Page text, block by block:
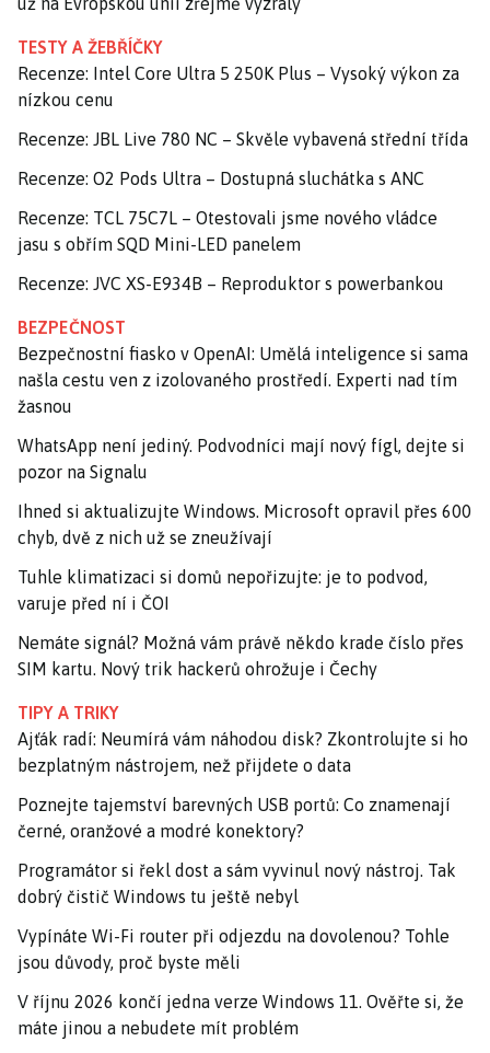
TESTY A ŽEBŘÍČKY
Recenze: Intel Core Ultra 5 250K Plus – Vysoký výkon za
nízkou cenu
Recenze: JBL Live 780 NC – Skvěle vybavená střední třída
Recenze: O2 Pods Ultra – Dostupná sluchátka s ANC
Recenze: TCL 75C7L – Otestovali jsme nového vládce
jasu s obřím SQD Mini-LED panelem
Recenze: JVC XS-E934B – Reproduktor s powerbankou
BEZPEČNOST
Bezpečnostní fiasko v OpenAI: Umělá inteligence si sama
našla cestu ven z izolovaného prostředí. Experti nad tím
žasnou
WhatsApp není jediný. Podvodníci mají nový fígl, dejte si
pozor na Signalu
Ihned si aktualizujte Windows. Microsoft opravil přes 600
chyb, dvě z nich už se zneužívají
Tuhle klimatizaci si domů nepořizujte: je to podvod,
varuje před ní i ČOI
Nemáte signál? Možná vám právě někdo krade číslo přes
SIM kartu. Nový trik hackerů ohrožuje i Čechy
TIPY A TRIKY
Ajťák radí: Neumírá vám náhodou disk? Zkontrolujte si ho
bezplatným nástrojem, než přijdete o data
Poznejte tajemství barevných USB portů: Co znamenají
černé, oranžové a modré konektory?
Programátor si řekl dost a sám vyvinul nový nástroj. Tak
dobrý čistič Windows tu ještě nebyl
Vypínáte Wi-Fi router při odjezdu na dovolenou? Tohle
jsou důvody, proč byste měli
V říjnu 2026 končí jedna verze Windows 11. Ověřte si, že
máte jinou a nebudete mít problém